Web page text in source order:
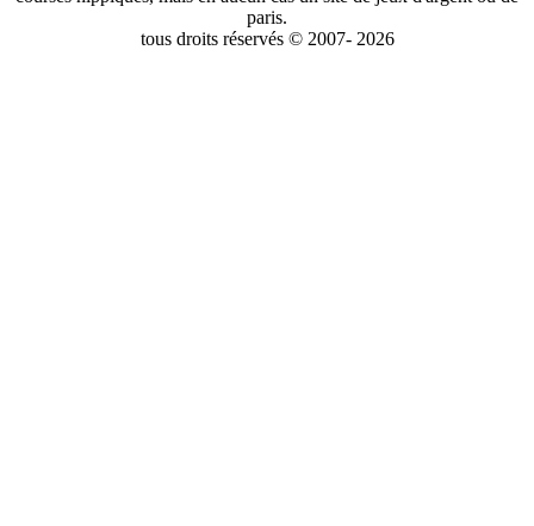
paris.
tous droits réservés © 2007- 2026